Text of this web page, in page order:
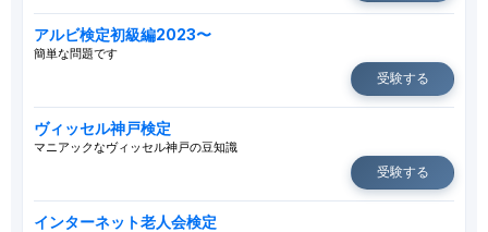
アルビ検定初級編2023〜
簡単な問題です
受験する
ヴィッセル神戸検定
マニアックなヴィッセル神戸の豆知識
受験する
インターネット老人会検定